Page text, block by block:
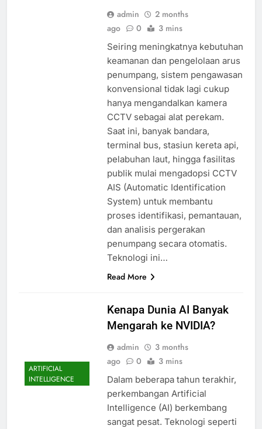
admin
2 months
ago
0 3 mins
Seiring meningkatnya kebutuhan
keamanan dan pengelolaan arus
penumpang, sistem pengawasan
konvensional tidak lagi cukup
hanya mengandalkan kamera
CCTV sebagai alat perekam.
Saat ini, banyak bandara,
terminal bus, stasiun kereta api,
pelabuhan laut, hingga fasilitas
publik mulai mengadopsi CCTV
AIS (Automatic Identification
System) untuk membantu
proses identifikasi, pemantauan,
dan analisis pergerakan
penumpang secara otomatis.
Teknologi ini…
Read More
ARTIFICIAL
INTELLIGENCE
Kenapa Dunia AI Banyak
Mengarah ke NVIDIA?
admin
3 months
ago
0 3 mins
Dalam beberapa tahun terakhir,
perkembangan Artificial
Intelligence (AI) berkembang
sangat pesat. Teknologi seperti